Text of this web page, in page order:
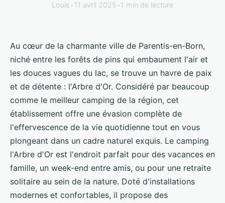
Louis•11 avril 2025•1 min de lecture
Au cœur de la charmante ville de Parentis-en-Born,
niché entre les forêts de pins qui embaument l'air et
les douces vagues du lac, se trouve un havre de paix
et de détente : l'Arbre d'Or. Considéré par beaucoup
comme le meilleur camping de la région, cet
établissement offre une évasion complète de
l'effervescence de la vie quotidienne tout en vous
plongeant dans un cadre naturel exquis. Le camping
l'Arbre d'Or est l'endroit parfait pour des vacances en
famille, un week-end entre amis, ou pour une retraite
solitaire au sein de la nature. Doté d'installations
modernes et confortables, il propose des